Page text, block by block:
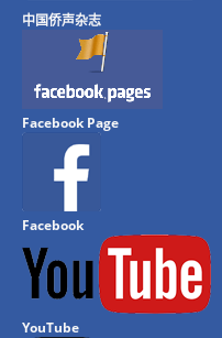
中国侨声杂志
Facebook Page
Facebook
YouTube